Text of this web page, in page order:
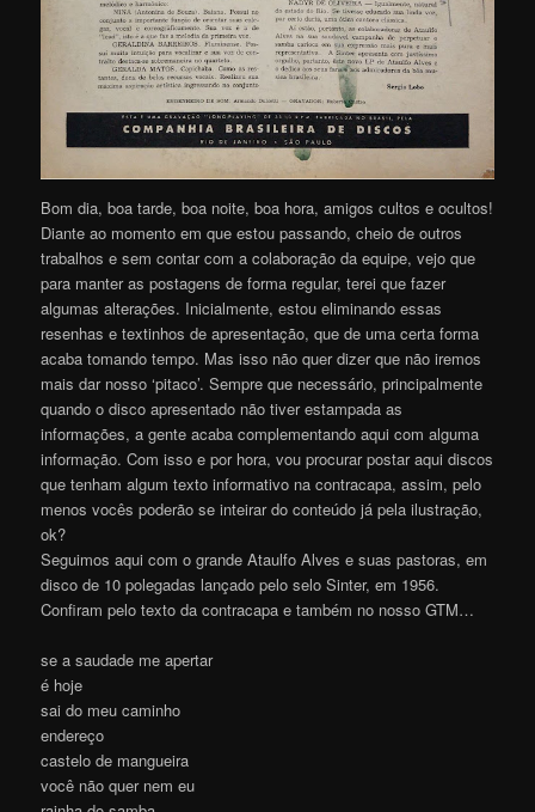
Bom dia, boa tarde, boa noite, boa hora, amigos cultos e ocultos!
Diante ao momento em que estou passando, cheio de outros
trabalhos e sem contar com a colaboração da equipe, vejo que
para manter as postagens de forma regular, terei que fazer
algumas alterações. Inicialmente, estou eliminando essas
resenhas e textinhos de apresentação, que de uma certa forma
acaba tomando tempo. Mas isso não quer dizer que não iremos
mais dar nosso ‘pitaco’. Sempre que necessário, principalmente
quando o disco apresentado não tiver estampada as
informações, a gente acaba complementando aqui com alguma
informação. Com isso e por hora, vou procurar postar aqui discos
que tenham algum texto informativo na contracapa, assim, pelo
menos vocês poderão se inteirar do conteúdo já pela ilustração,
ok?
Seguimos aqui com o grande Ataulfo Alves e suas pastoras, em
disco de 10 polegadas lançado pelo selo Sinter, em 1956.
Confiram pelo texto da contracapa e também no nosso GTM…
se a saudade me apertar
é hoje
sai do meu caminho
endereço
castelo de mangueira
você não quer nem eu